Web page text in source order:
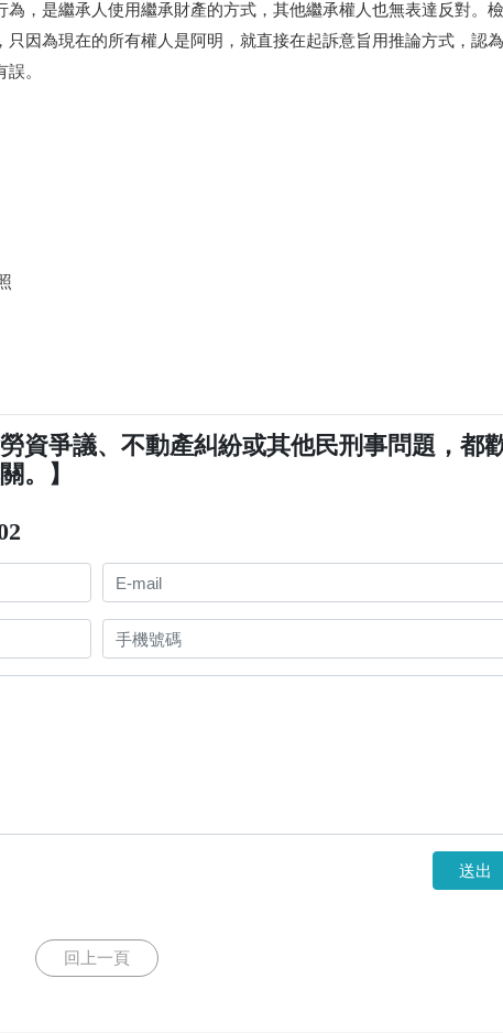
，是繼承人使用繼承財產的方式，其他繼承權人也無表達反對。
因為現在的所有權人是阿明，就直接在起訴意旨用推論方式，認
。
資爭議、不動產糾紛或其他民刑事問題，都
。】
送出
回上一頁